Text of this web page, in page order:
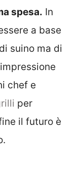
spesa. In
a base
suino ma di
chef e
per
il futuro è